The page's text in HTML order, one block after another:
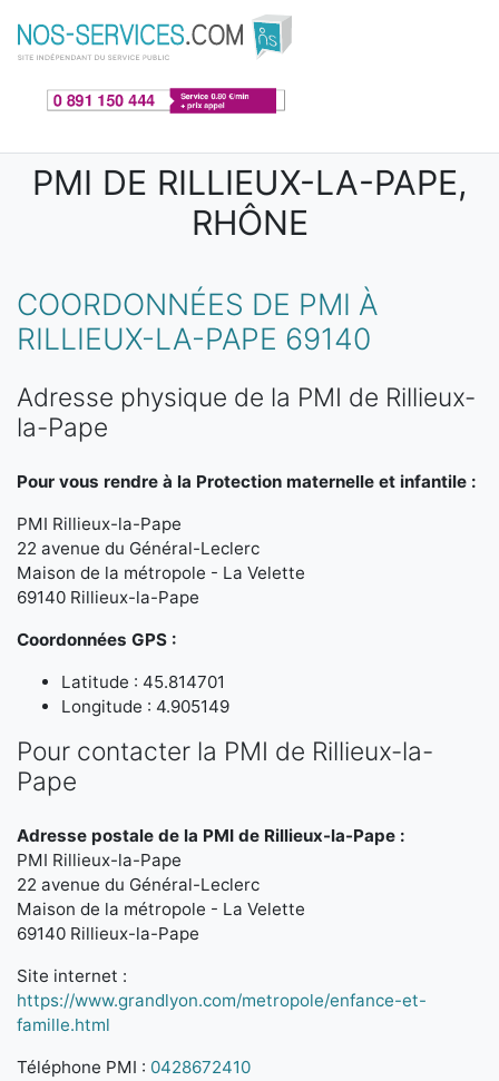
Aller au contenu principal
PMI DE RILLIEUX-LA-PAPE,
RHÔNE
COORDONNÉES DE PMI À
RILLIEUX-LA-PAPE 69140
Adresse physique de la PMI de Rillieux-
la-Pape
Pour vous rendre à la Protection maternelle et infantile :
PMI Rillieux-la-Pape
22 avenue du Général-Leclerc
Maison de la métropole - La Velette
69140 Rillieux-la-Pape
Coordonnées GPS :
Latitude : 45.814701
Longitude : 4.905149
Pour contacter la PMI de Rillieux-la-
Pape
Adresse postale de la PMI de Rillieux-la-Pape :
PMI Rillieux-la-Pape
22 avenue du Général-Leclerc
Maison de la métropole - La Velette
69140 Rillieux-la-Pape
Site internet :
https://www.grandlyon.com/metropole/enfance-et-
famille.html
Téléphone PMI : 0428672410